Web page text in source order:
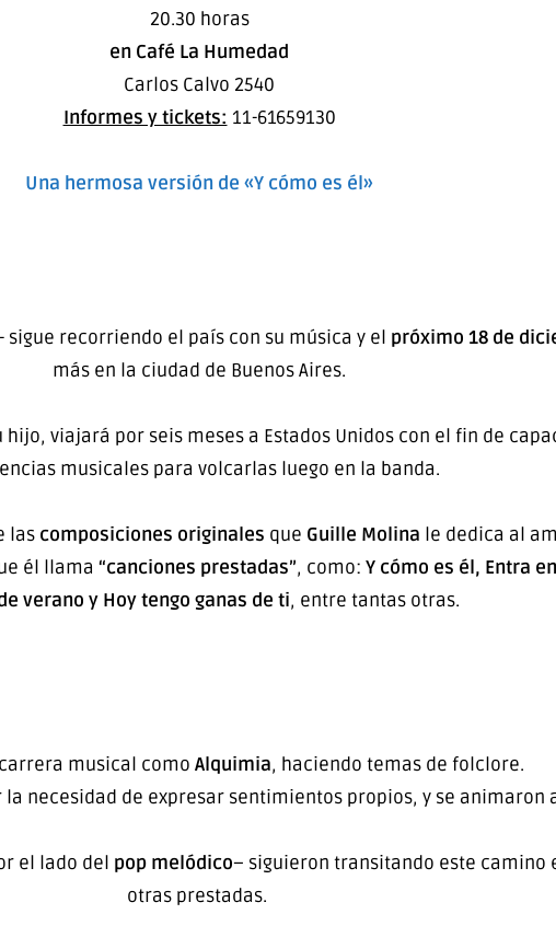
20.30 horas
en Café La Humedad
Carlos Calvo 2540
Informes y tickets: 11-61659130
Una hermosa versión de «Y cómo es él»
recorriendo el país con su música y el próximo 18 de
más en la ciudad de Buenos Aires.
viajará por seis meses a Estados Unidos con el fin de
musicales para volcarlas luego en la banda.
las composiciones originales que Guille Molina le dedica al
él llama “canciones prestadas”, como: Y cómo es él, Entra
verano y Hoy tengo ganas de ti, entre tantas otras.
musical como Alquimia, haciendo temas de folclore.
necesidad de expresar sentimientos propios, y se animaron
el lado del pop melódico– siguieron transitando este camino
otras prestadas.